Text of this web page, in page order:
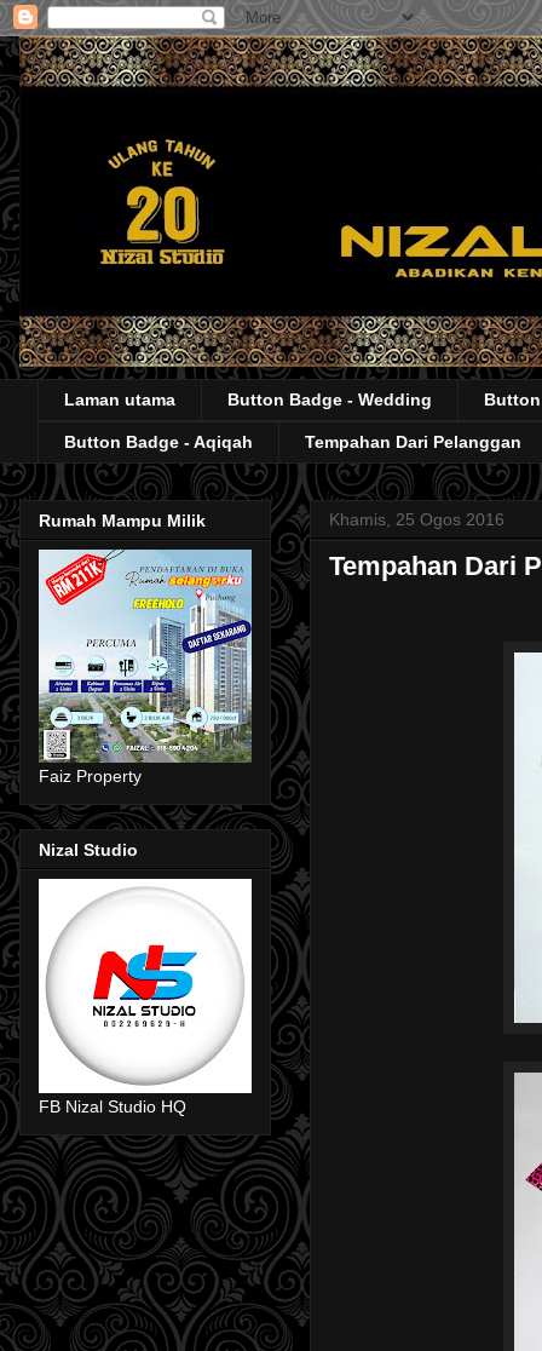
Laman utama Button Badge - Wedding
Button Badge - Aqiqah Tempahan Dari Pelanggan
Khamis, 25 Ogos 2016
Tempahan Dari
Rumah Mampu Milik
Faiz Property
Nizal Studio
FB Nizal Studio HQ